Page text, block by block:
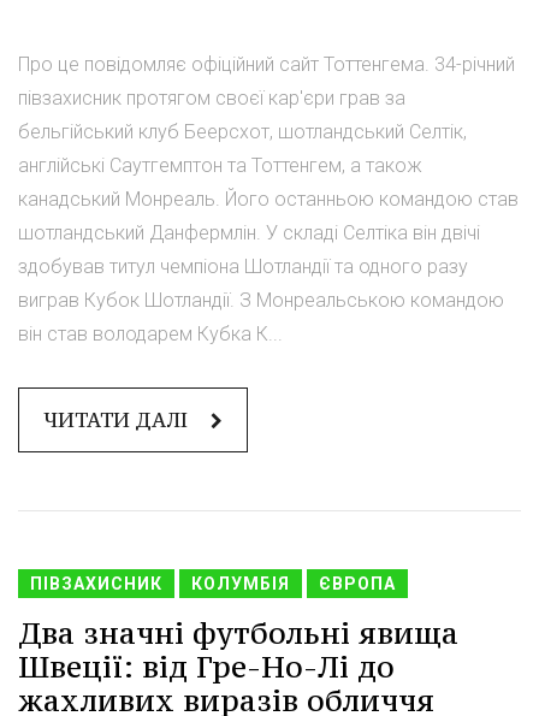
Про це повідомляє офіційний сайт Тоттенгема. 34-річний
півзахисник протягом своєї кар'єри грав за
бельгійський клуб Беерсхот, шотландський Селтік,
англійські Саутгемптон та Тоттенгем, а також
канадський Монреаль. Його останньою командою став
шотландський Данфермлін. У складі Селтіка він двічі
здобував титул чемпіона Шотландії та одного разу
виграв Кубок Шотландії. З Монреальською командою
він став володарем Кубка К...
ЧИТАТИ ДАЛІ
ПІВЗАХИСНИК КОЛУМБІЯ ЄВРОПА
Два значні футбольні явища
Швеції: від Гре-Но-Лі до
жахливих виразів обличчя